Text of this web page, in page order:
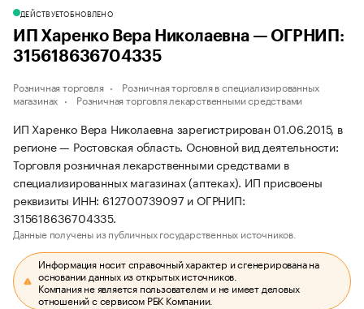
ДЕЙСТВУЕТОБНОВЛЕНО
ИП Харенко Вера Николаевна — ОГРНИП:
315618636704335
Розничная торговля
Розничная торговля в специализированных
магазинах
Розничная торговля лекарственными средствами
ИП Харенко Вера Николаевна зарегистрирован 01.06.2015, в
регионе — Ростовская область. Основной вид деятельности:
Торговля розничная лекарственными средствами в
специализированных магазинах (аптеках). ИП присвоены
реквизиты ИНН: 612700739097 и ОГРНИП:
315618636704335.
Данные получены из публичных государственных источников.
Информация носит справочный характер и сгенерирована на
основании данных из открытых источников.
Компания не является пользователем и не имеет деловых
отношений с сервисом РБК Компании.